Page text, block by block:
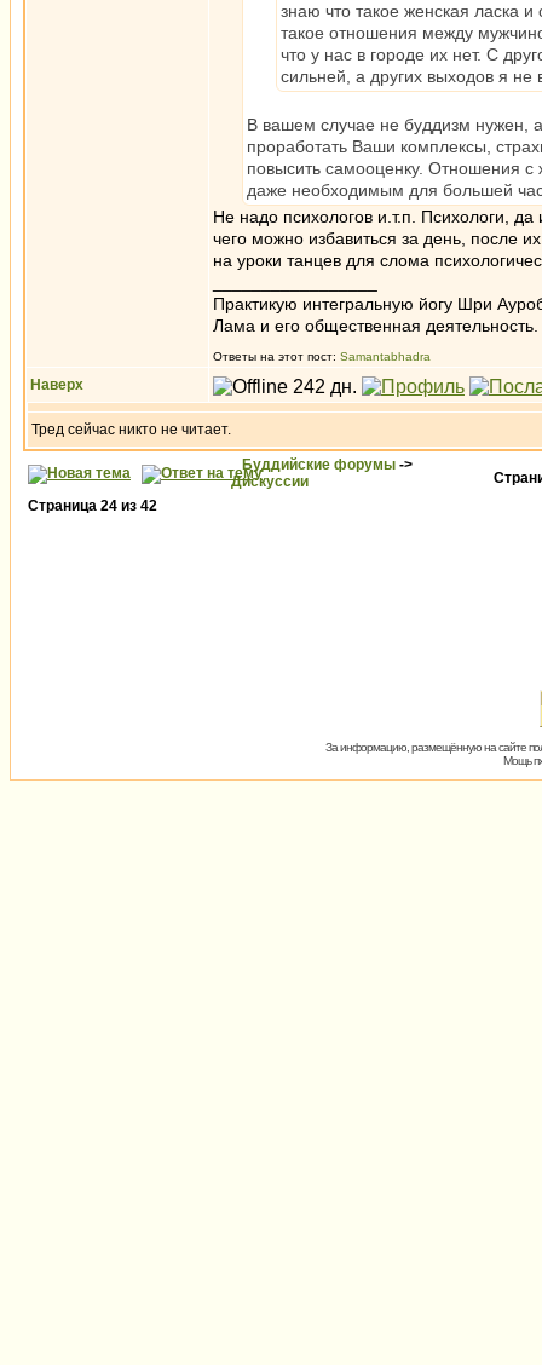
знаю что такое женская ласка
такое отношения между
что у нас в городе их нет. С
сильней, а других выходов я не
В вашем случае не буддизм нужен,
проработать Ваши комплексы,
повысить самооценку. Отношения
даже необходимым для большей
Не надо психологов и.т.п. Психологи,
чего можно избавиться за день, после
на уроки танцев для слома
Практикую интегральную йогу Шри
Лама и его общественная деятельность.
Ответы на этот пост: Samantabhadra
Наверх
Тред сейчас никто не читает.
Буддийские форумы ->
Дискуссии
Страница 24 из 42
За информацию, размещённую на сайте
Мощь